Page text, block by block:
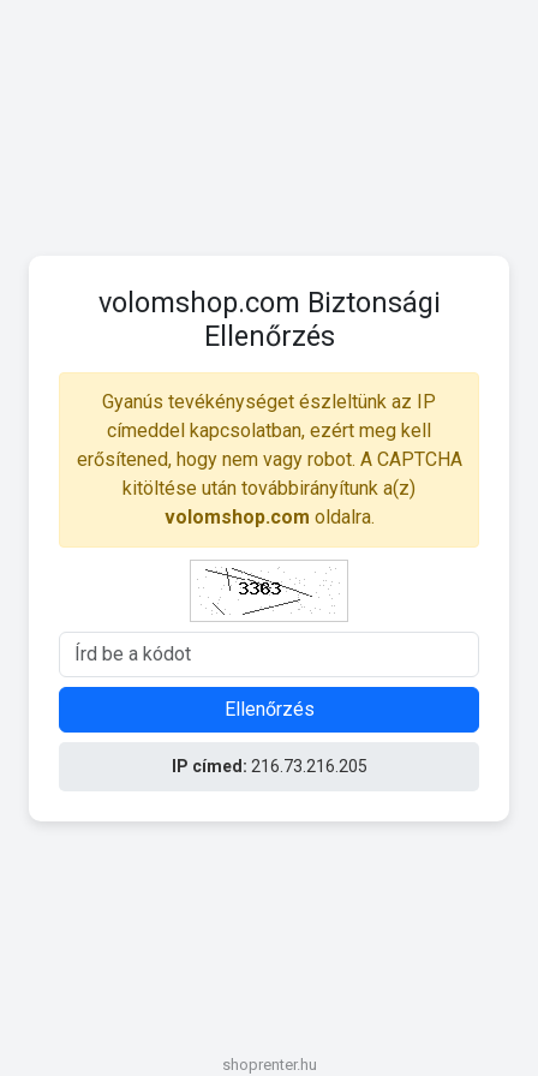
volomshop.com Biztonsági
Ellenőrzés
Gyanús tevékénységet észleltünk az IP
címeddel kapcsolatban, ezért meg kell
erősítened, hogy nem vagy robot. A CAPTCHA
kitöltése után továbbirányítunk a(z)
volomshop.com oldalra.
Ellenőrzés
IP címed: 216.73.216.205
shoprenter.hu